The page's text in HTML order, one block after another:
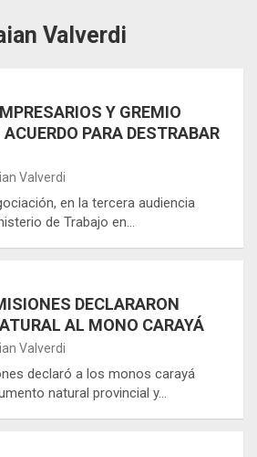
Valverdi
Y GREMIO
PARA DESTRABAR
Valverdi
en la tercera audiencia
de Trabajo en…
DECLARARON
AL MONO CARAYÁ
Valverdi
declaró a los monos carayá
natural provincial y…